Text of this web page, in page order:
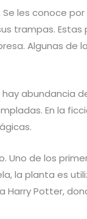
les conoce
trampas.
Algunas de
abundancia
En la
Uno de los
la planta es
Potter,